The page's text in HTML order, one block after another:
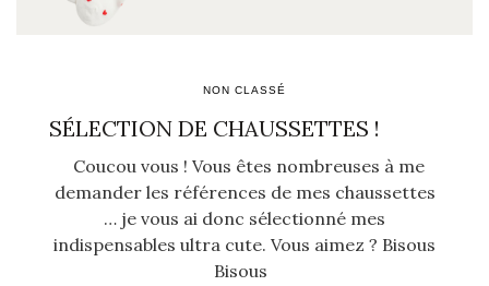
NON CLASSÉ
SÉLECTION DE CHAUSSETTES !
Coucou vous ! Vous êtes nombreuses à me
demander les références de mes chaussettes
… je vous ai donc sélectionné mes
indispensables ultra cute. Vous aimez ? Bisous
Bisous